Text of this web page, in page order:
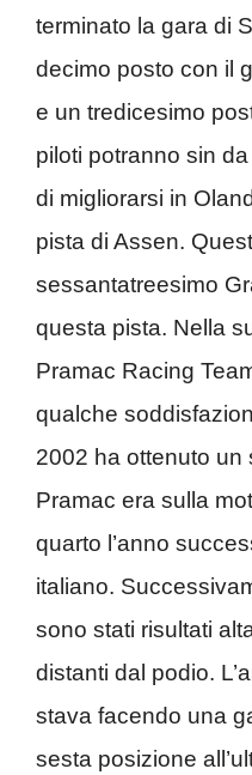
terminato la gara di
decimo posto con il
e un tredicesimo
piloti potranno sin
di migliorarsi in
pista di Assen.
sessantatreesimo
questa pista. Nella
Pramac Racing
qualche
2002 ha ottenuto
Pramac era sulla
quarto l’anno
italiano.
sono stati risultati
distanti dal podio.
stava facendo una
sesta posizione